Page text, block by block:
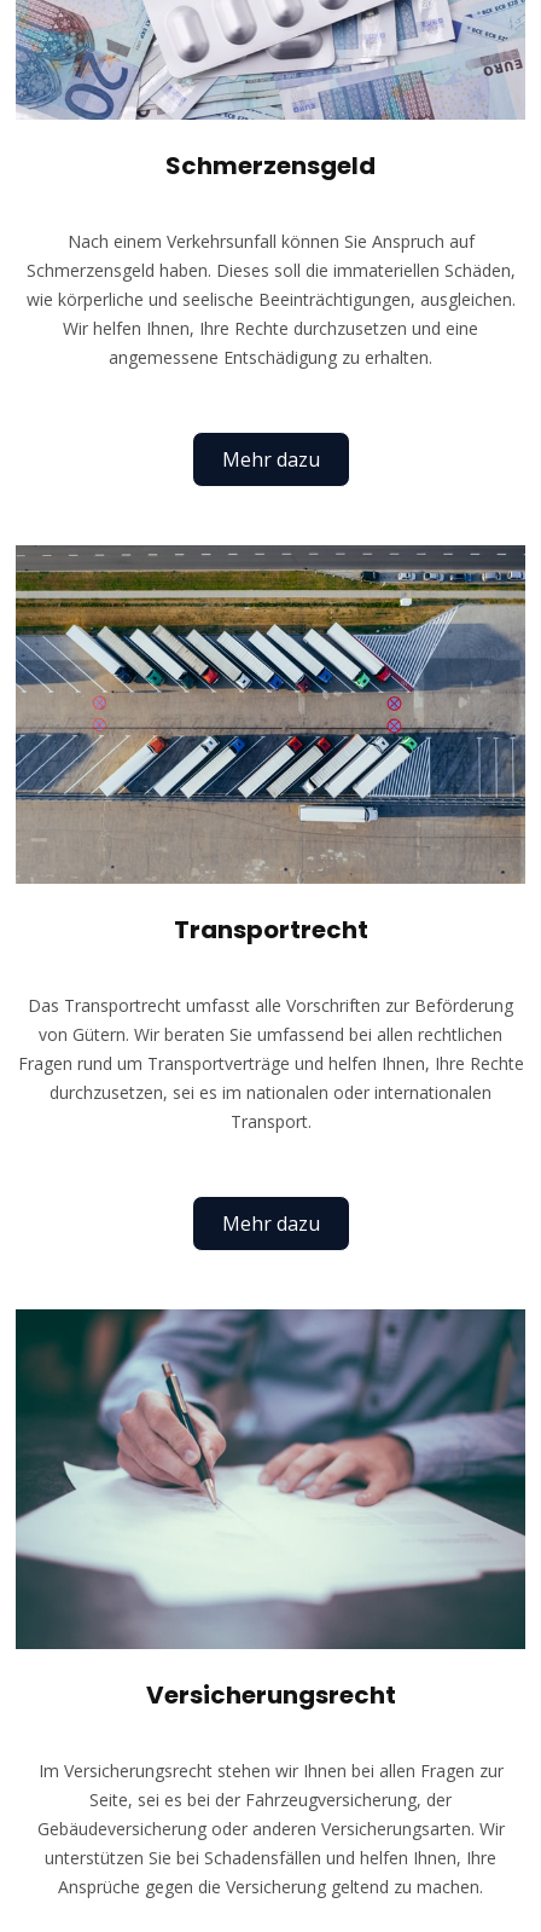
Schmerzensgeld
Nach einem Verkehrsunfall können Sie Anspruch auf
Schmerzensgeld haben. Dieses soll die immateriellen Schäden,
wie körperliche und seelische Beeinträchtigungen, ausgleichen.
Wir helfen Ihnen, Ihre Rechte durchzusetzen und eine
angemessene Entschädigung zu erhalten.
Mehr dazu
Transportrecht
Das Transportrecht umfasst alle Vorschriften zur Beförderung
von Gütern. Wir beraten Sie umfassend bei allen rechtlichen
Fragen rund um Transportverträge und helfen Ihnen, Ihre Rechte
durchzusetzen, sei es im nationalen oder internationalen
Transport.
Mehr dazu
Versicherungsrecht
Im Versicherungsrecht stehen wir Ihnen bei allen Fragen zur
Seite, sei es bei der Fahrzeugversicherung, der
Gebäudeversicherung oder anderen Versicherungsarten. Wir
unterstützen Sie bei Schadensfällen und helfen Ihnen, Ihre
Ansprüche gegen die Versicherung geltend zu machen.